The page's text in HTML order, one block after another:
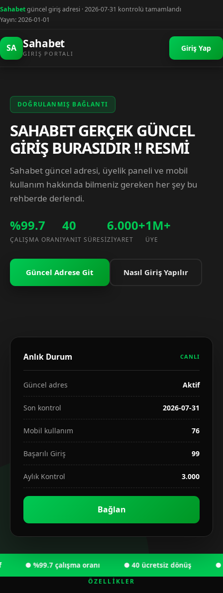
Sahabetgüncel giriş adresi · 2026-07-31 kontrolü tamamlandı
Yayın: 2026-01-01
SA Sahabet
GIRIŞ PORTALI
Giriş Yap
DOĞRULANMIŞ BAĞLANTI
SAHABET GERÇEK GÜNCEL
GİRİŞ BURASIDIR !! RESMİ
Sahabet güncel adresi, üyelik paneli ve mobil
kullanım hakkında bilmeniz gereken her şey bu
rehberde derlendi.
%99.7
ÇALIŞMA ORANI
40
YANIT SÜRESI
6.000+
ZIYARET
1M+
ÜYE
Güncel Adrese Git Nasıl Giriş Yapılır
Anlık Durum CANLI
Güncel adres Aktif
Son kontrol 2026-07-31
Mobil kullanım 76
Başarılı Giriş 99
Aylık Kontrol 3.000
Bağlan
● %99.7 çalışma oranı ● 40 ücretsiz dönüş ●
ÖZELLIKLER